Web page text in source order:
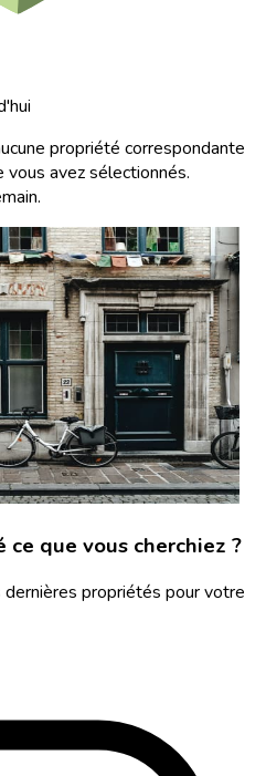
propriété correspondante
vous avez sélectionnés.
que vous cherchiez ?
propriétés pour votre